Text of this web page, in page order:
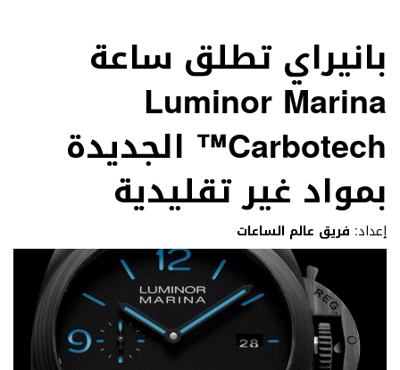
بانيراي تطلق ساعة
Luminor Marina
Carbotech™ الجديدة
بمواد غير تقليدية
إعداد: فريق عالم الساعات